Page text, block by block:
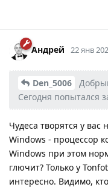
Андрей 22 янв
Den_5006
Сегодня попытался
Чудеса творятся у
Windows - процессор
Windows при этом
глючит? Только у
интересно. Видимо,